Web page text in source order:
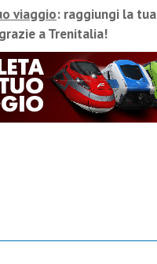
viaggio: raggiungi la tua
a Trenitalia!